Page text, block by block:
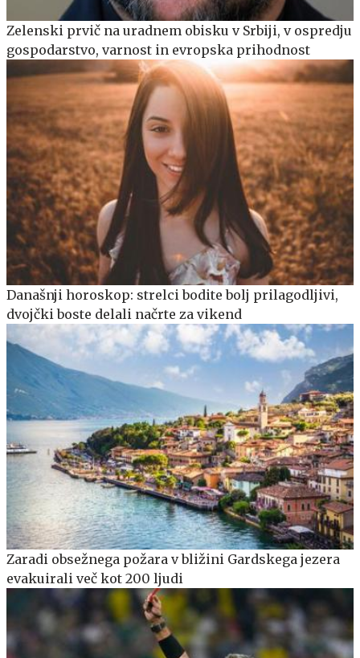
Zelenski prvič na uradnem obisku v Srbiji, v ospredju
gospodarstvo, varnost in evropska prihodnost
Današnji horoskop: strelci bodite bolj prilagodljivi,
dvojčki boste delali načrte za vikend
Zaradi obsežnega požara v bližini Gardskega jezera
evakuirali več kot 200 ljudi